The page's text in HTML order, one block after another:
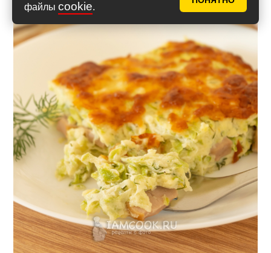
файлы cookie.